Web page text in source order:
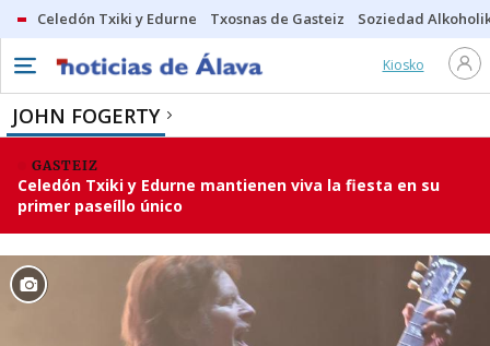
Celedón Txiki y Edurne Txosnas de Gasteiz Soziedad
Kiosko
JOHN FOGERTY
GASTEIZ
Celedón Txiki y Edurne mantienen viva la fiesta en su
primer paseíllo único